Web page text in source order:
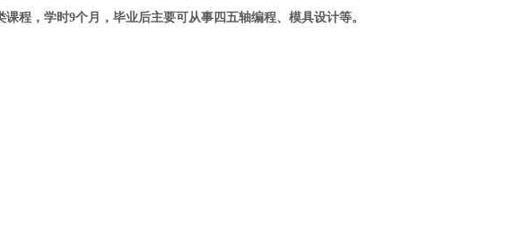
程，学时9个月，毕业后主要可从事四五轴编程、模具设计等。